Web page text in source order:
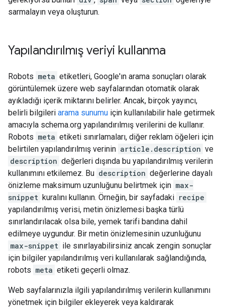
sarmalayın veya oluşturun.
Yapılandırılmış veriyi kullanma
Robots meta etiketleri, Google'ın arama sonuçları olarak
görüntülemek üzere web sayfalarından otomatik olarak
ayıkladığı içerik miktarını belirler. Ancak, birçok yayıncı,
belirli bilgileri arama sunumu için kullanılabilir hale getirmek
amacıyla schema.org yapılandırılmış verilerini de kullanır.
Robots meta etiketi sınırlamaları, diğer reklam öğeleri için
belirtilen yapılandırılmış verinin article.description ve
description değerleri dışında bu yapılandırılmış verilerin
kullanımını etkilemez. Bu description değerlerine dayalı
önizleme maksimum uzunluğunu belirtmek için max-
snippet kuralını kullanın. Örneğin, bir sayfadaki recipe
yapılandırılmış verisi, metin önizlemesi başka türlü
sınırlandırılacak olsa bile, yemek tarifi bandına dahil
edilmeye uygundur. Bir metin önizlemesinin uzunluğunu
max-snippet ile sınırlayabilirsiniz ancak zengin sonuçlar
için bilgiler yapılandırılmış veri kullanılarak sağlandığında,
robots meta etiketi geçerli olmaz.
Web sayfalarınızla ilgili yapılandırılmış verilerin kullanımını
yönetmek için bilgiler ekleyerek veya kaldırarak